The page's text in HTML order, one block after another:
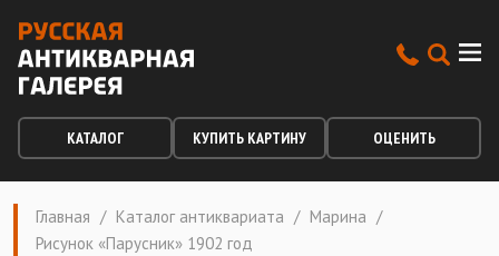
КАТАЛОГ КУПИТЬ КАРТИНУ ОЦЕНИТЬ
Главная / Каталог антиквариата / Марина /
Рисунок «Парусник» 1902 год